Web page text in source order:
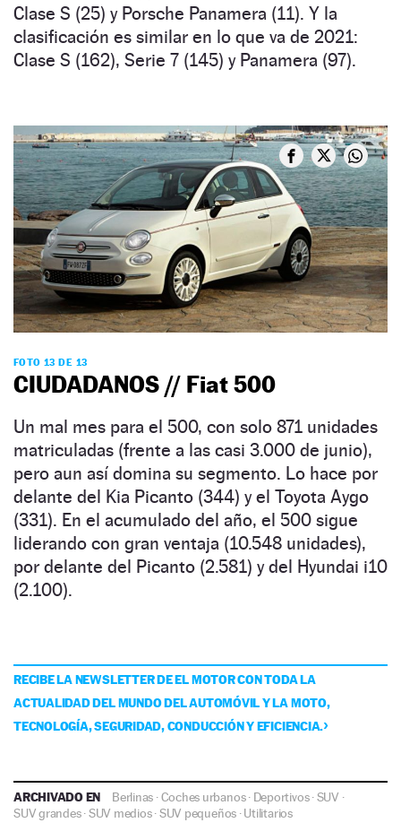
Clase S (25) y Porsche Panamera (11). Y la
clasificación es similar en lo que va de 2021:
Clase S (162), Serie 7 (145) y Panamera (97).
FOTO 13 DE 13
CIUDADANOS // Fiat 500
Un mal mes para el 500, con solo 871 unidades
matriculadas (frente a las casi 3.000 de junio),
pero aun así domina su segmento. Lo hace por
delante del Kia Picanto (344) y el Toyota Aygo
(331). En el acumulado del año, el 500 sigue
liderando con gran ventaja (10.548 unidades),
por delante del Picanto (2.581) y del Hyundai i10
(2.100).
RECIBE LA NEWSLETTER DE EL MOTOR CON TODA LA
ACTUALIDAD DEL MUNDO DEL AUTOMÓVIL Y LA MOTO,
TECNOLOGÍA, SEGURIDAD, CONDUCCIÓN Y EFICIENCIA.
ARCHIVADO EN Berlinas ·Coches urbanos· Deportivos·SUV ·
SUV grandes·SUV medios·SUV pequeños ·Utilitarios